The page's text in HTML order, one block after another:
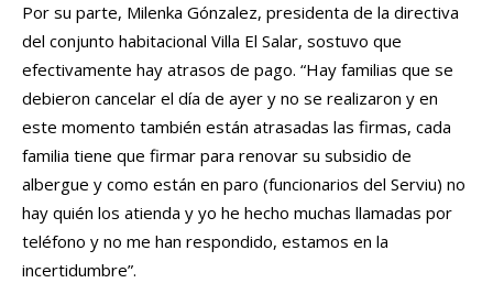
Por su parte, Milenka Gónzalez, presidenta de la directiva
del conjunto habitacional Villa El Salar, sostuvo que
efectivamente hay atrasos de pago. “Hay familias que se
debieron cancelar el día de ayer y no se realizaron y en
este momento también están atrasadas las firmas, cada
familia tiene que firmar para renovar su subsidio de
albergue y como están en paro (funcionarios del Serviu) no
hay quién los atienda y yo he hecho muchas llamadas por
teléfono y no me han respondido, estamos en la
incertidumbre”.